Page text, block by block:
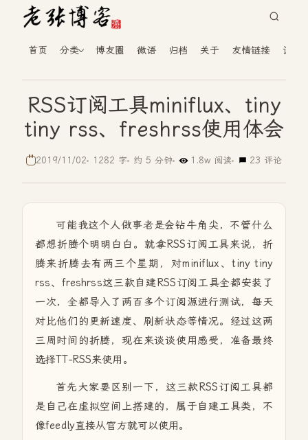
首页 分类 博友圈 微语 归档 关于 友情链接 读者
RSS订阅工具miniflux、tiny
tiny rss、freshrss使用体会
2019/11/02 1282 字 约 5 分钟 1.8w 阅读 23 评论
可能我这个人做事老是会钻牛角尖，不管什么
都想折腾个明明白白。就拿RSS订阅工具来说，折
腾来折腾去有两三个星期，对miniflux、tiny tiny
rss、freshrss这三款自建RSS订阅工具全都安装了
一次，全都导入了两百多个订阅源进行测试，每天
对比他们的更新速度、刷新状态等情况。经过这两
三周时间的折腾，现在来谈谈使用感受，准备最终
选择TT-RSS来使用。
首先大家要区别一下，这三款RSS订阅工具都
是自己在虚拟空间上搭建的，属于自建工具类，不
像feedly直接从官方就可以使用。